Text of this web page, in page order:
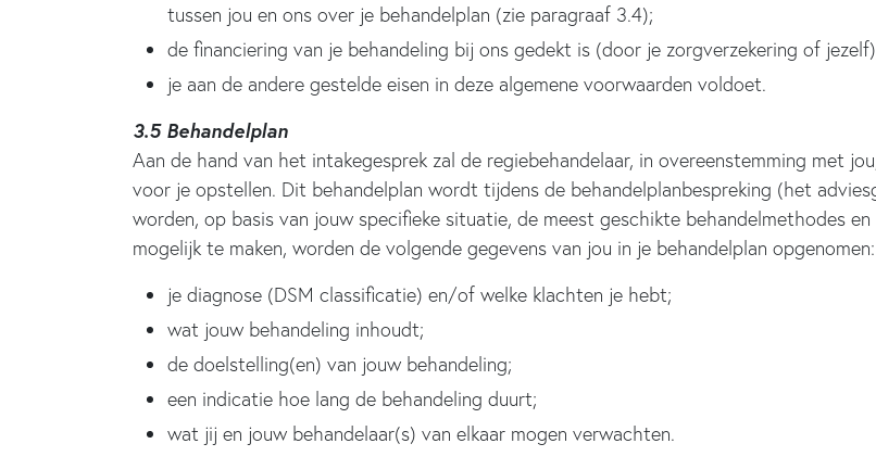
tussen jou en ons over je behandelplan (zie paragraaf 3.4);
de financiering van je behandeling bij ons gedekt is (door je zorgverzekering of
je aan de andere gestelde eisen in deze algemene voorwaarden voldoet.
3.5 Behandelplan
Aan de hand van het intakegesprek zal de regiebehandelaar, in overeenstemming met
voor je opstellen. Dit behandelplan wordt tijdens de behandelplanbespreking (het
worden, op basis van jouw specifieke situatie, de meest geschikte behandelmethodes
mogelijk te maken, worden de volgende gegevens van jou in je behandelplan opgenomen:
je diagnose (DSM classificatie) en/of welke klachten je hebt;
wat jouw behandeling inhoudt;
de doelstelling(en) van jouw behandeling;
een indicatie hoe lang de behandeling duurt;
wat jij en jouw behandelaar(s) van elkaar mogen verwachten.